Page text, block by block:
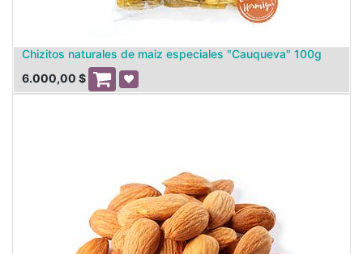
Chizitos naturales de maiz especiales "Cauqueva" 100g
6.000,00 $